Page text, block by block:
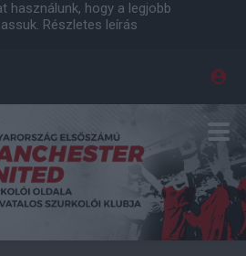
használunk, hogy a legjobb
Részletes leírás